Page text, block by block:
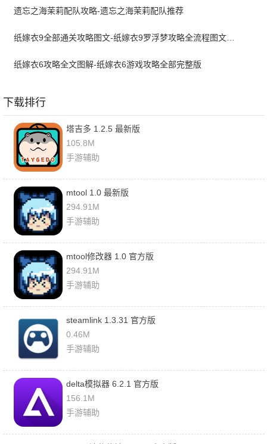
遗忘之海茉莉配队攻略-遗忘之海茉莉配队推荐
纸嫁衣9全部通关攻略图文-纸嫁衣9罗浮梦攻略全流程图文详解
纸嫁衣6攻略全文图解-纸嫁衣6游戏攻略全部完整版
下载排行
塔吉多 1.2.5 最新版
105.8M
手游辅助
mtool 1.0 最新版
294.91M
手游辅助
mtool修改器 1.0 官方版
294.91M
手游辅助
steamlink 1.3.31 官方版
0.46M
手游辅助
delta模拟器 6.2.1 官方版
156.1M
手游辅助